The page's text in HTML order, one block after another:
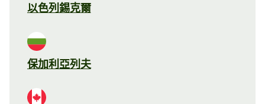
以色列錫克爾
保加利亞列夫